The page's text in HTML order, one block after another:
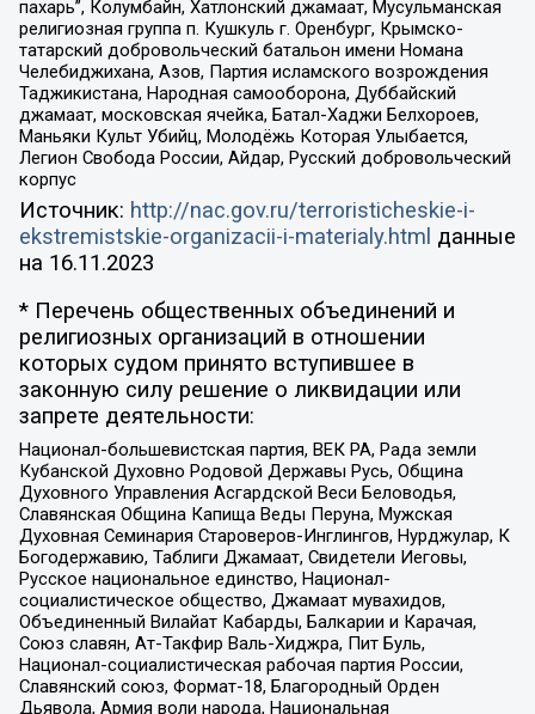
пахарь”, Колумбайн, Хатлонский джамаат, Мусульманская
религиозная группа п. Кушкуль г. Оренбург, Крымско-
татарский добровольческий батальон имени Номана
Челебиджихана, Азов, Партия исламского возрождения
Таджикистана, Народная самооборона, Дуббайский
джамаат, московская ячейка, Батал-Хаджи Белхороев,
Маньяки Культ Убийц, Молодёжь Которая Улыбается,
Легион Свобода России, Айдар, Русский добровольческий
корпус
Источник: http://nac.gov.ru/terroristicheskie-i-
ekstremistskie-organizacii-i-materialy.html данные
на 16.11.2023
* Перечень общественных объединений и
религиозных организаций в отношении
которых судом принято вступившее в
законную силу решение о ликвидации или
запрете деятельности:
Национал-большевистская партия, ВЕК РА, Рада земли
Кубанской Духовно Родовой Державы Русь, Община
Духовного Управления Асгардской Веси Беловодья,
Славянская Община Капища Веды Перуна, Мужская
Духовная Семинария Староверов-Инглингов, Нурджулар, К
Богодержавию, Таблиги Джамаат, Свидетели Иеговы,
Русское национальное единство, Национал-
социалистическое общество, Джамаат мувахидов,
Объединенный Вилайат Кабарды, Балкарии и Карачая,
Союз славян, Ат-Такфир Валь-Хиджра, Пит Буль,
Национал-социалистическая рабочая партия России,
Славянский союз, Формат-18, Благородный Орден
Дьявола, Армия воли народа, Национальная